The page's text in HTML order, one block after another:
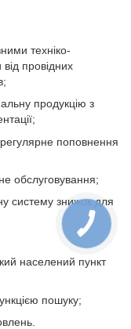
техніко-
провідних
продукцію з
регулярне поповнення
обслуговування;
систему знижок для
населений пункт
пошуку;